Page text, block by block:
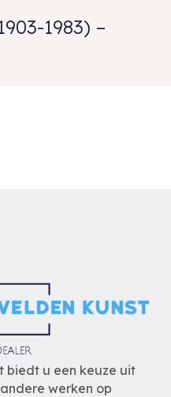
1983) –
biedt u een keuze uit
werken op